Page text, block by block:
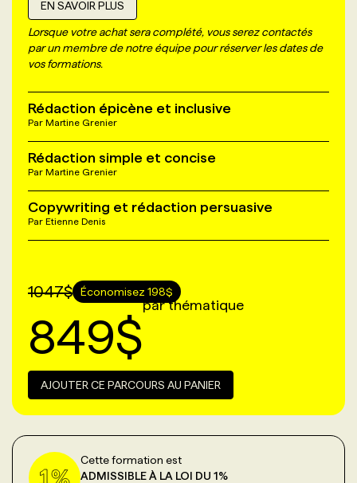
EN SAVOIR PLUS
Lorsque votre achat sera complété, vous serez contactés
par un membre de notre équipe pour réserver les dates de
vos formations.
Rédaction épicène et inclusive
Par Martine Grenier
Rédaction simple et concise
Par Martine Grenier
Copywriting et rédaction persuasive
Par Etienne Denis
1047$ Économisez 198$
849$
par thématique
AJOUTER CE PARCOURS AU PANIER
Cette formation est
ADMISSIBLE À LA LOI DU 1%